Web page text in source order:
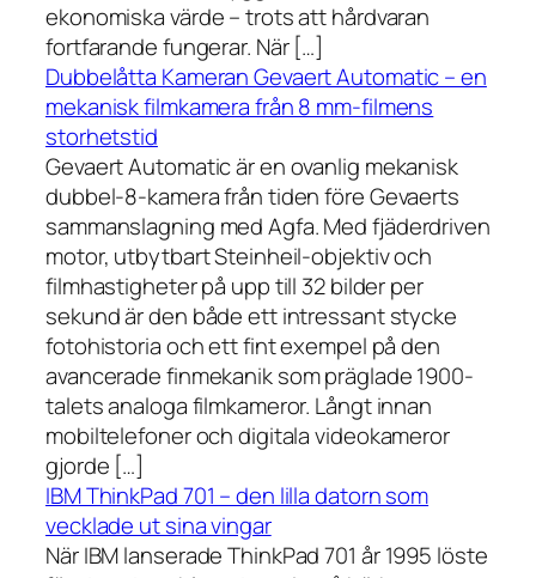
ekonomiska värde – trots att hårdvaran
fortfarande fungerar. När […]
Dubbelåtta Kameran Gevaert Automatic – en
mekanisk filmkamera från 8 mm-filmens
storhetstid
Gevaert Automatic är en ovanlig mekanisk
dubbel-8-kamera från tiden före Gevaerts
sammanslagning med Agfa. Med fjäderdriven
motor, utbytbart Steinheil-objektiv och
filmhastigheter på upp till 32 bilder per
sekund är den både ett intressant stycke
fotohistoria och ett fint exempel på den
avancerade finmekanik som präglade 1900-
talets analoga filmkameror. Långt innan
mobiltelefoner och digitala videokameror
gjorde […]
IBM ThinkPad 701 – den lilla datorn som
vecklade ut sina vingar
När IBM lanserade ThinkPad 701 år 1995 löste